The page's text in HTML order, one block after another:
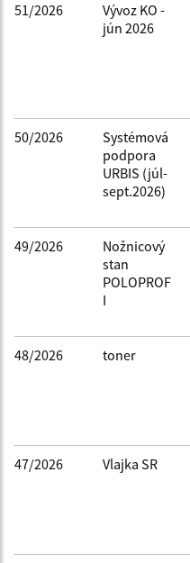
51/2026
Vývoz KO -
jún 2026
50/2026
Systémová
podpora
URBIS (júl-
sept.2026)
49/2026
Nožnicový
stan
POLOPROF
I
48/2026 toner
47/2026 Vlajka SR